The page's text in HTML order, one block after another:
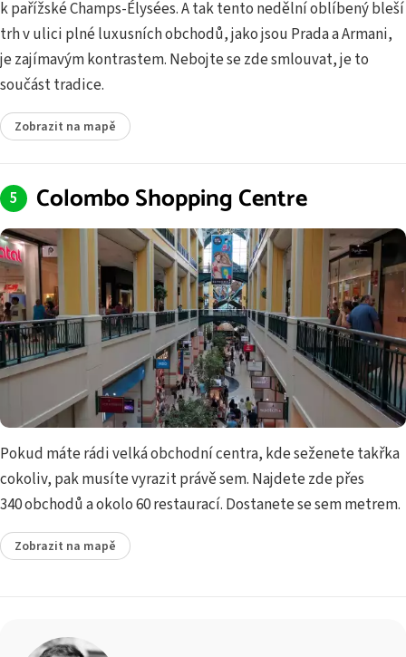
k pařížské Champs-Élysées. A tak tento nedělní oblíbený bleší
trh v ulici plné luxusních obchodů, jako jsou Prada a Armani,
je zajímavým kontrastem. Nebojte se zde smlouvat, je to
součást tradice.
Zobrazit na mapě
Colombo Shopping Centre
Pokud máte rádi velká obchodní centra, kde seženete takřka
cokoliv, pak musíte vyrazit právě sem. Najdete zde přes
340 obchodů a okolo 60 restaurací. Dostanete se sem metrem.
Zobrazit na mapě